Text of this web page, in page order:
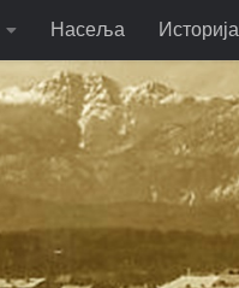
Насеља Историја